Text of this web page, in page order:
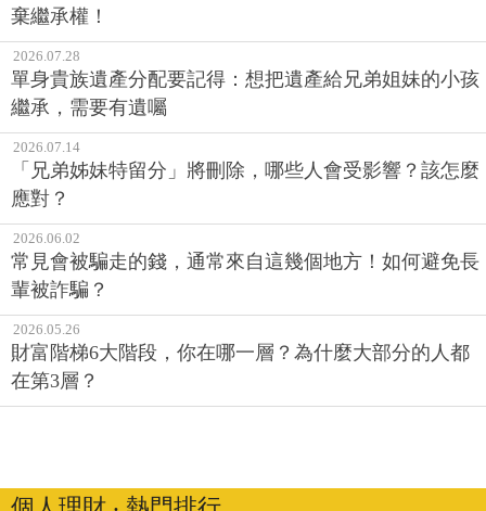
棄繼承權！
2026.07.28
單身貴族遺產分配要記得：想把遺產給兄弟姐妹的小孩
繼承，需要有遺囑
2026.07.14
「兄弟姊妹特留分」將刪除，哪些人會受影響？該怎麼
應對？
2026.06.02
常見會被騙走的錢，通常來自這幾個地方！如何避免長
輩被詐騙？
2026.05.26
財富階梯6大階段，你在哪一層？為什麼大部分的人都
在第3層？